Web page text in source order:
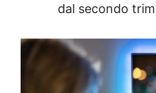
dal secondo